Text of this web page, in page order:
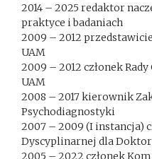
2014 – 2025 redaktor
praktyce i badaniach
2009 – 2012
UAM
2009 – 2012 członek
UAM
2008 – 2017 kierownik
Psychodiagnostyki
2007 – 2009 (I instancja)
Dyscyplinarnej dla
2005 – 2022 członek